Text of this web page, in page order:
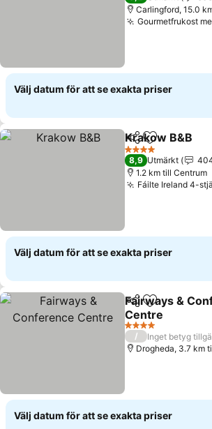
Carlingford, 15.0
Gourmetfrukost
Välj datum för att se exakta priser
Dela Lägg till i
Krakow B&B
4 Stjärnor
8,9 Utmärkt
1.2 km till Centrum
Fáilte Ireland 4-
Välj datum för att se exakta priser
Dela Lägg till i
Fairways &
Centre
Se priser
4 Stjärnor
/
Inget betyg
Drogheda, 3.7 km
Välj datum för att se exakta priser